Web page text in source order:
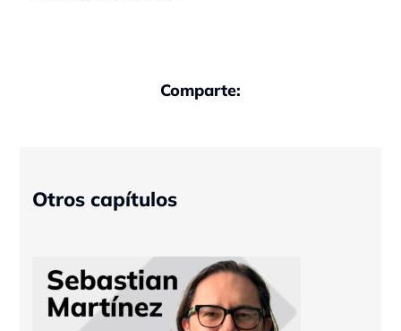
Comparte:
Otros capítulos